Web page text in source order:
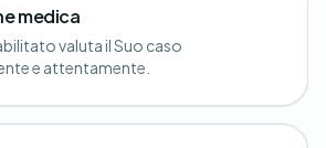
medica
valuta il Suo caso
e attentamente.